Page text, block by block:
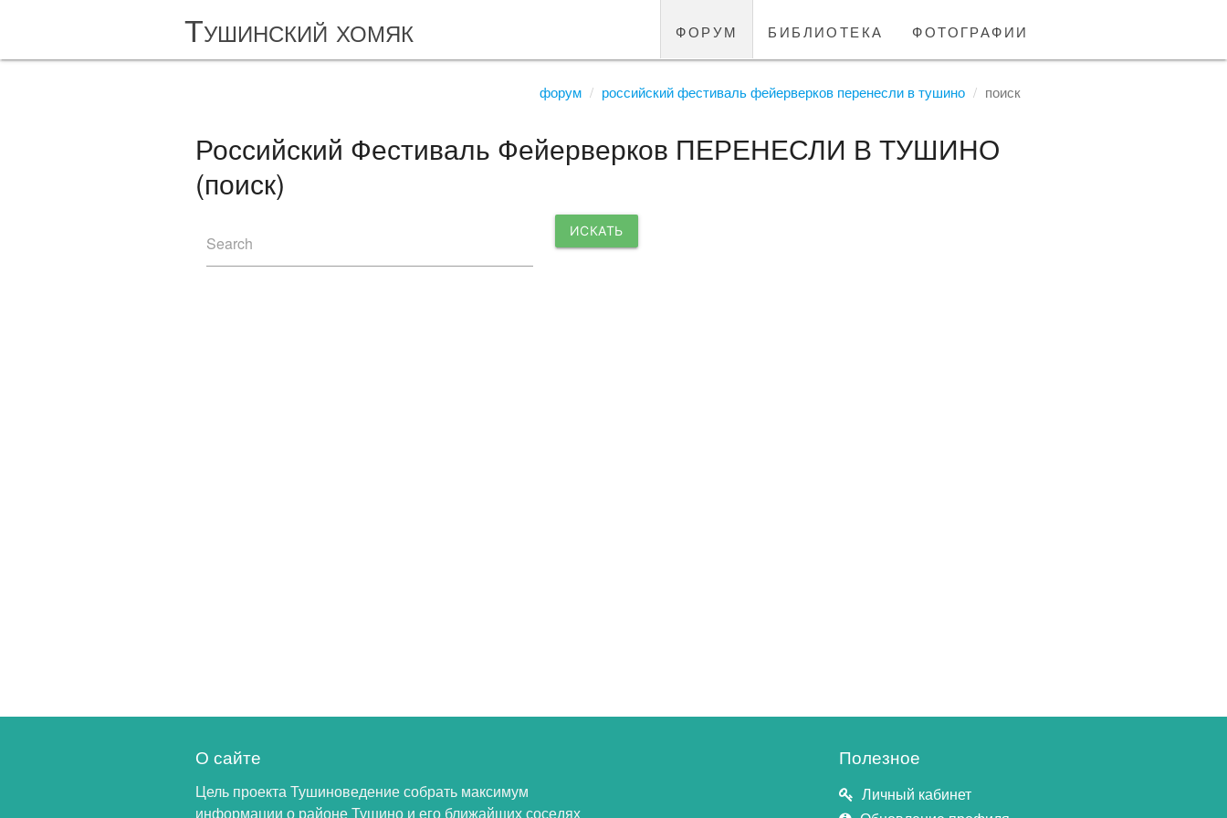
Тушинский хомяк форум библиотека фотографии
форум российский фестиваль фейерверков перенесли в тушино поиск
Российский Фестиваль Фейерверков ПЕРЕНЕСЛИ В ТУШИНО
(поиск)
Search
ИСКАТЬ
О сайте
Цель проекта Тушиноведение собрать максимум
информации о районе Тушино и его ближайших соседях
Полезное
Личный кабинет